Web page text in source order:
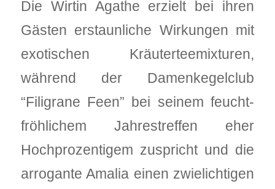
Die Wirtin Agathe erzielt bei ihren
Gästen erstaunliche Wirkungen mit
exotischen Kräuterteemixturen,
während der Damenkegelclub
“Filigrane Feen” bei seinem feucht-
fröhlichem Jahrestreffen eher
Hochprozentigem zuspricht und die
arrogante Amalia einen zwielichtigen